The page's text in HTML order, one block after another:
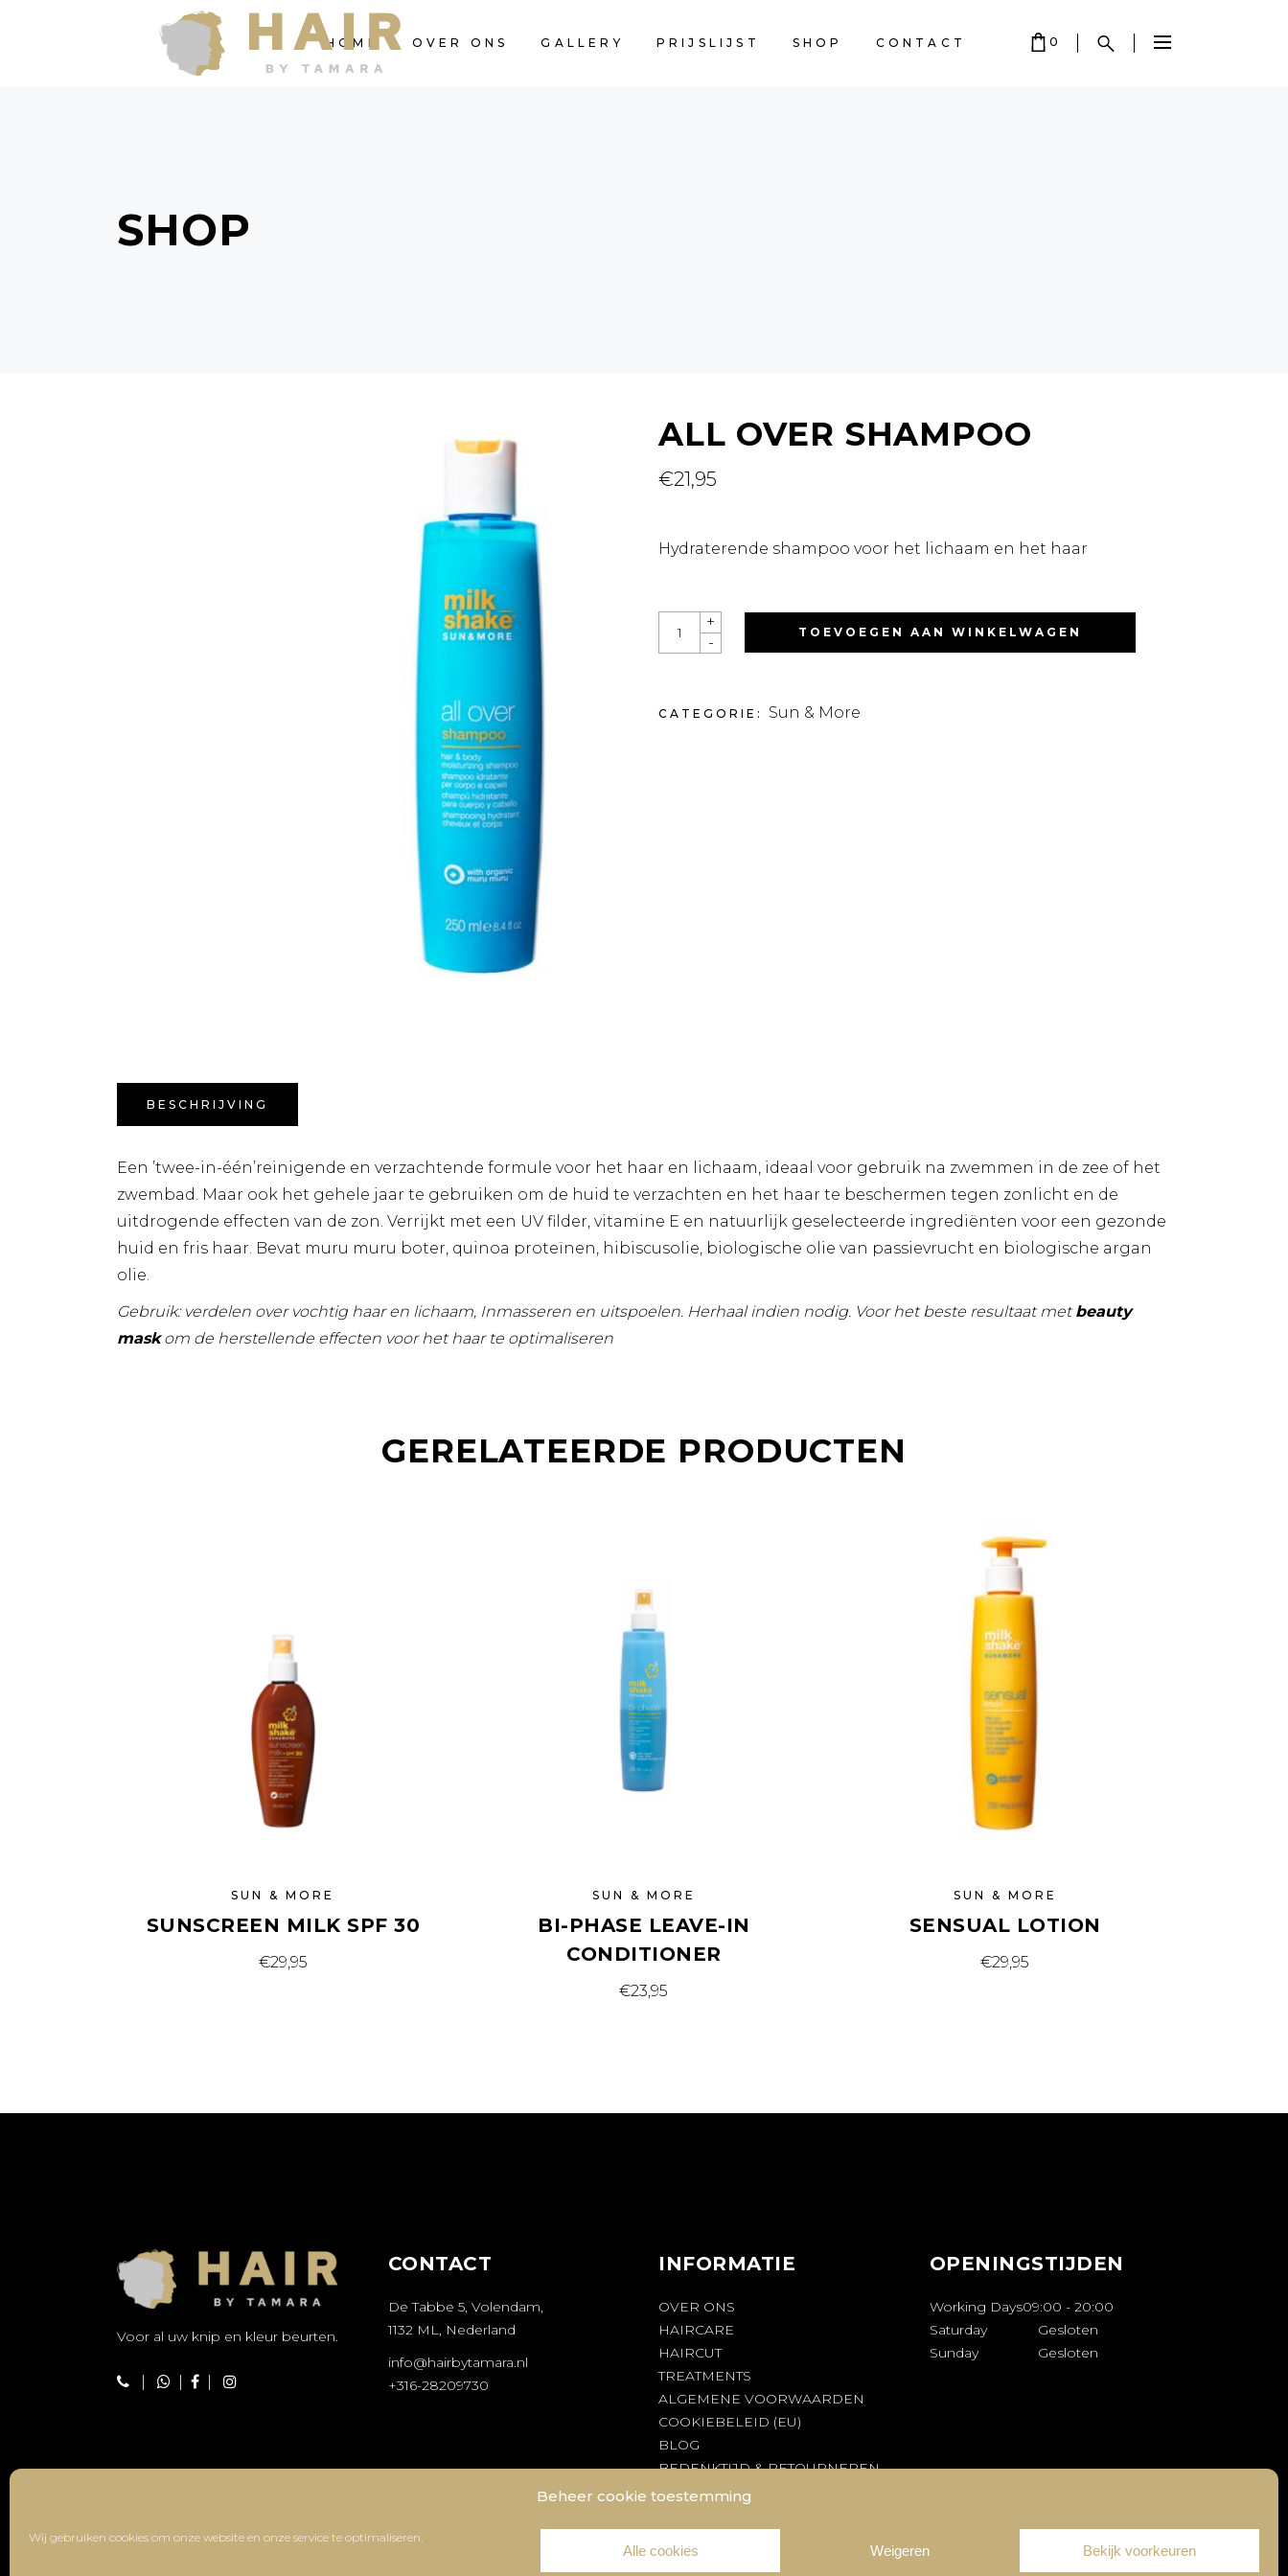
Beheer cookie toestemming
Wij gebruiken cookies om onze website en onze service te optimaliseren.
Alle cookies Weigeren Bekijk voorkeuren
HOME OVER ONS GALLERY PRIJSLIJST SHOP CONTACT 0
SHOP
ALL OVER SHAMPOO
€21,95
Hydraterende shampoo voor het lichaam en het haar
OVER
SHAMPOO
-
+
TOEVOEGEN AAN WINKELWAGEN
CATEGORIE: Sun & More
BESCHRIJVING
Een ’twee-in-één’reinigende en verzachtende formule voor het haar en lichaam, ideaal voor gebruik na zwemmen in de zee of het
zwembad. Maar ook het gehele jaar te gebruiken om de huid te verzachten en het haar te beschermen tegen zonlicht en de
uitdrogende effecten van de zon. Verrijkt met een UV filder, vitamine E en natuurlijk geselecteerde ingrediënten voor een gezonde
huid en fris haar. Bevat muru muru boter, quinoa proteïnen, hibiscusolie, biologische olie van passievrucht en biologische argan
olie.
Gebruik: verdelen over vochtig haar en lichaam, Inmasseren en uitspoelen. Herhaal indien nodig. Voor het beste resultaat metbeauty
maskom de herstellende effecten voor het haar te optimaliseren
GERELATEERDE PRODUCTEN
SUN & MORE
SUNSCREEN MILK SPF 30
€29,95
SUN & MORE
BI-PHASE LEAVE-IN
CONDITIONER
€23,95
SUN & MORE
SENSUAL LOTION
€29,95
Voor al uw knip en kleur beurten.
CONTACT
De Tabbe 5, Volendam,
1132 ML, Nederland
info@hairbytamara.nl
+316-28209730
INFORMATIE
OVER ONS
HAIRCARE
HAIRCUT
TREATMENTS
ALGEMENE VOORWAARDEN
COOKIEBELEID (EU)
BLOG
BEDENKTIJD & RETOURNEREN
OPENINGSTIJDEN
Working Days09:00 - 20:00
Saturday
Gesloten
Sunday
Gesloten